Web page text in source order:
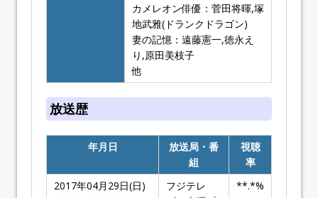
カメレオン俳優：菅田将暉,塚
地武雅(ドランクドラゴン)
妻の記憶：遠藤憲一,徳永え
り,原田美枝子
他
放送歴
年月日
放送局・番
組
視聴
率
2017年04月29日(日)
フジテレ
**.*%